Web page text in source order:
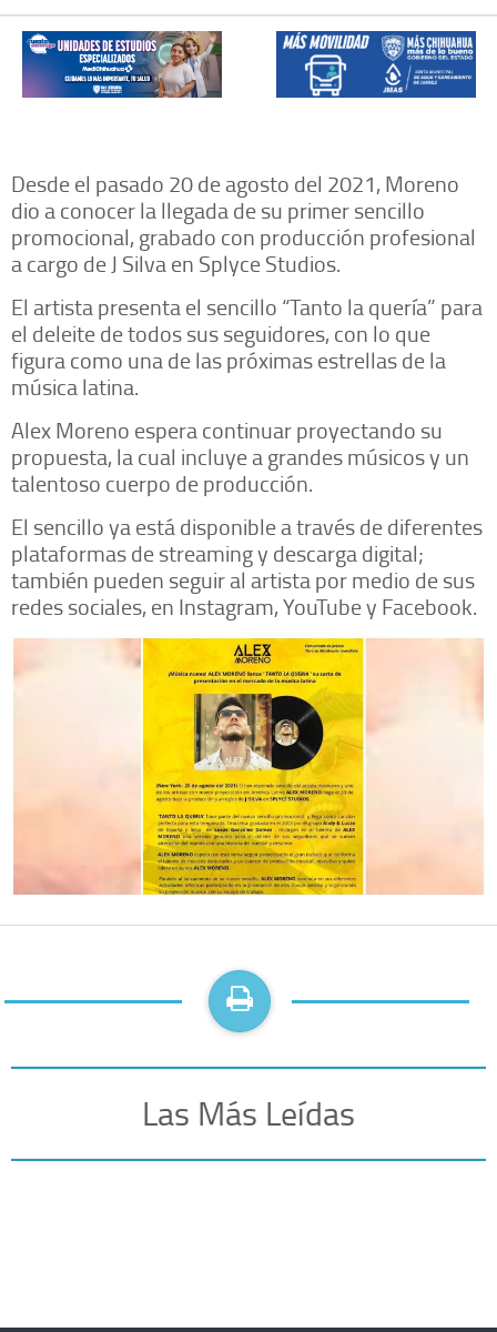
Desde el pasado 20 de agosto del 2021, Moreno
dio a conocer la llegada de su primer sencillo
promocional, grabado con producción profesional
a cargo de J Silva en Splyce Studios.
El artista presenta el sencillo “Tanto la quería” para
el deleite de todos sus seguidores, con lo que
figura como una de las próximas estrellas de la
música latina.
Alex Moreno espera continuar proyectando su
propuesta, la cual incluye a grandes músicos y un
talentoso cuerpo de producción.
El sencillo ya está disponible a través de diferentes
plataformas de streaming y descarga digital;
también pueden seguir al artista por medio de sus
redes sociales, en Instagram, YouTube y Facebook.
Las Más Leídas